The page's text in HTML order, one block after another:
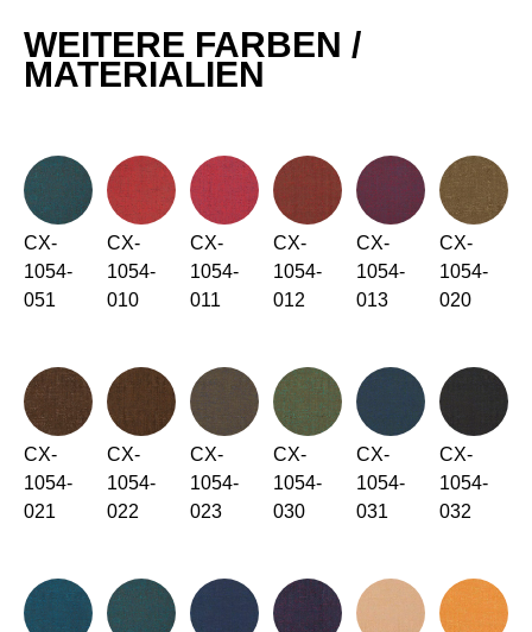
WEITERE FARBEN /
MATERIALIEN
CX-
1054-
051
CX-
1054-
010
CX-
1054-
011
CX-
1054-
012
CX-
1054-
013
CX-
1054-
020
CX-
1054-
021
CX-
1054-
022
CX-
1054-
023
CX-
1054-
030
CX-
1054-
031
CX-
1054-
032